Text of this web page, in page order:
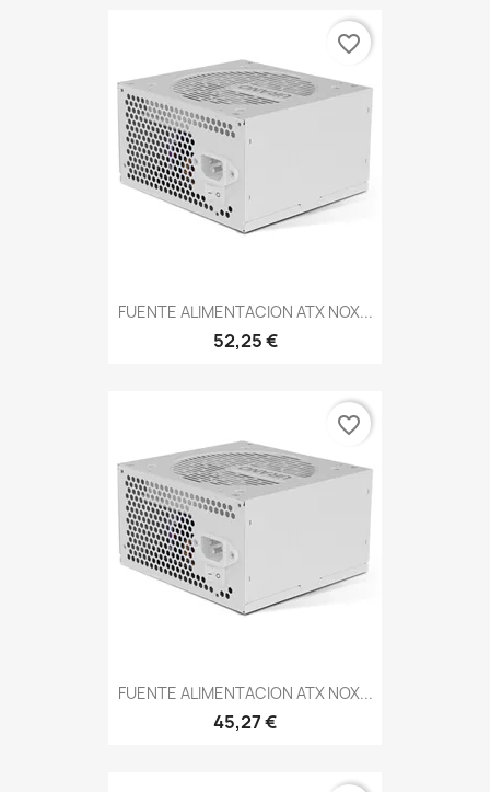
FUENTE ALIMENTACION ATX NOX...
52,25 €
favorite_border
FUENTE ALIMENTACION ATX NOX...
45,27 €
favorite_border